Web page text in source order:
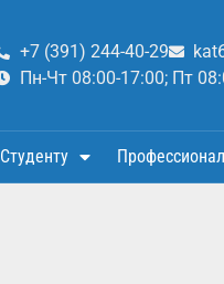
+7 (391) 244-40-29
Пн-Чт 08:00-17:00; Пт
Студенту